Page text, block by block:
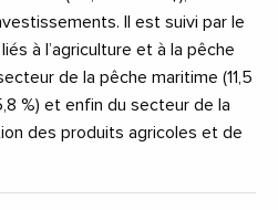
Il est suivi par le
à l’agriculture et à la pêche
de la pêche maritime (11,5
%) et enfin du secteur de la
des produits agricoles et de